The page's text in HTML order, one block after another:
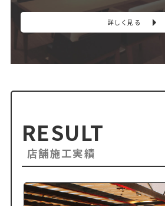
詳しく見る
RESULT
店舗施工実績